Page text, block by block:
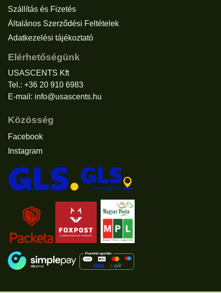
Szállítás és Fizetés
Általános Szerződési Feltételek
Adatkezelési tájékoztató
Elérhetőségünk
USASCENTS Kft
Tel.: +36 20 910 6983
E-mail: info@usascents.hu
Közösség
Facebook
Instagram